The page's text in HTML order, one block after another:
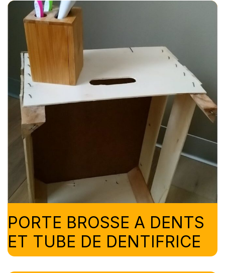
PORTE BROSSE A DENTS
ET TUBE DE DENTIFRICE